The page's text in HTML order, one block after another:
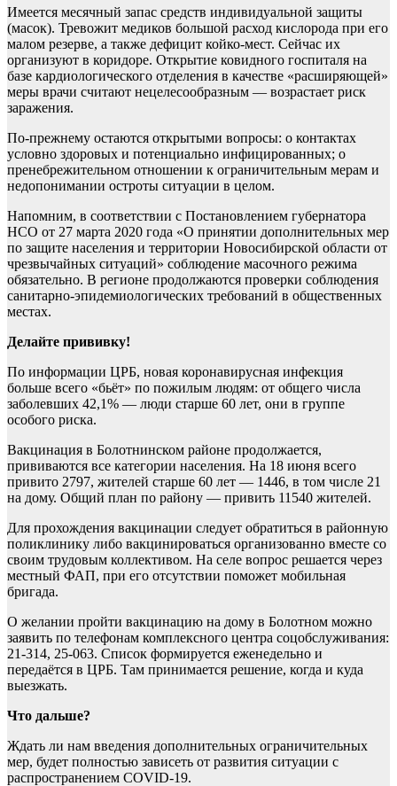
Имеется месячный запас средств индивидуальной защиты
(масок). Тревожит медиков большой расход кислорода при его
малом резерве, а также дефицит койко-мест. Сейчас их
организуют в коридоре. Открытие ковидного госпиталя на
базе кардиологического отделения в качестве «расширяющей»
меры врачи считают нецелесообразным — возрастает риск
заражения.
По-прежнему остаются открытыми вопросы: о контактах
условно здоровых и потенциально инфицированных; о
пренебрежительном отношении к ограничительным мерам и
недопонимании остроты ситуации в целом.
Напомним, в соответствии с Постановлением губернатора
НСО от 27 марта 2020 года «О принятии дополнительных мер
по защите населения и территории Новосибирской области от
чрезвычайных ситуаций» соблюдение масочного режима
обязательно. В регионе продолжаются проверки соблюдения
санитарно-эпидемиологических требований в общественных
местах.
Делайте прививку!
По информации ЦРБ, новая коронавирусная инфекция
больше всего «бьёт» по пожилым людям: от общего числа
заболевших 42,1% — люди старше 60 лет, они в группе
особого риска.
Вакцинация в Болотнинском районе продолжается,
прививаются все категории населения. На 18 июня всего
привито 2797, жителей старше 60 лет — 1446, в том числе 21
на дому. Общий план по району — привить 11540 жителей.
Для прохождения вакцинации следует обратиться в районную
поликлинику либо вакцинироваться организованно вместе со
своим трудовым коллективом. На селе вопрос решается через
местный ФАП, при его отсутствии поможет мобильная
бригада.
О желании пройти вакцинацию на дому в Болотном можно
заявить по телефонам комплексного центра соцобслуживания:
21-314, 25-063. Список формируется еженедельно и
передаётся в ЦРБ. Там принимается решение, когда и куда
выезжать.
Что дальше?
Ждать ли нам введения дополнительных ограничительных
мер, будет полностью зависеть от развития ситуации с
распространением COVID-19.